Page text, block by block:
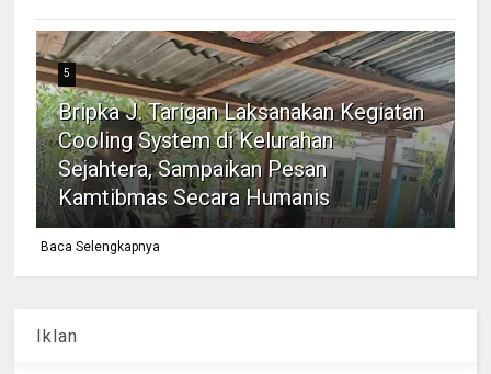
5
Bripka J. Tarigan Laksanakan Kegiatan
Cooling System di Kelurahan
Sejahtera, Sampaikan Pesan
Kamtibmas Secara Humanis
Baca Selengkapnya
Iklan